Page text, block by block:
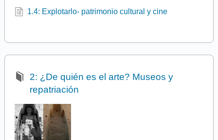
1.4: Explotarlo- patrimonio cultural y cine
2: ¿De quién es el arte? Museos y
repatriación